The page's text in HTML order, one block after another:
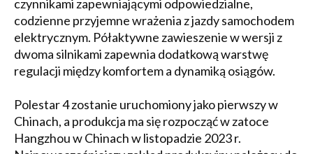
czynnikami zapewniającymi odpowiedzialne,
codzienne przyjemne wrażenia z jazdy samochodem
elektrycznym. Półaktywne zawieszenie w wersji z
dwoma silnikami zapewnia dodatkową warstwę
regulacji między komfortem a dynamiką osiągów.
Polestar 4 zostanie uruchomiony jako pierwszy w
Chinach, a produkcja ma się rozpocząć w zatoce
Hangzhou w Chinach w listopadzie 2023 r.